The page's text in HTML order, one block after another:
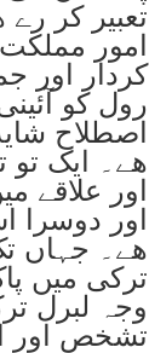
تعبیر کر
امور
کردار اور
رول کو
اصطلاح
ھے۔ ایک تو
اور
اور دوسرا
ترکی میں
وجہ لبرل
تشخص اور